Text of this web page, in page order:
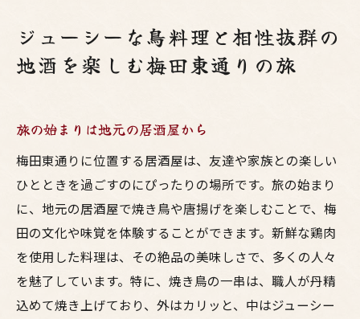
ジューシーな鳥料理と相性抜群の
地酒を楽しむ梅田東通りの旅
旅の始まりは地元の居酒屋から
梅田東通りに位置する居酒屋は、友達や家族との楽しい
ひとときを過ごすのにぴったりの場所です。旅の始まり
に、地元の居酒屋で焼き鳥や唐揚げを楽しむことで、梅
田の文化や味覚を体験することができます。新鮮な鶏肉
を使用した料理は、その絶品の美味しさで、多くの人々
を魅了しています。特に、焼き鳥の一串は、職人が丹精
込めて焼き上げており、外はカリッと、中はジューシー